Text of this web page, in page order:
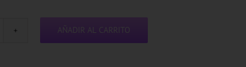
AÑADIR AL CARRITO